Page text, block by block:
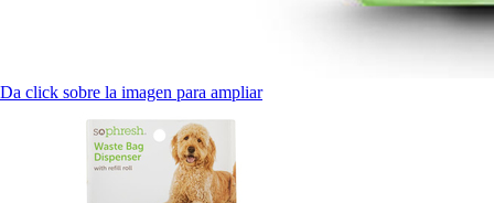
Da click sobre la imagen para ampliar